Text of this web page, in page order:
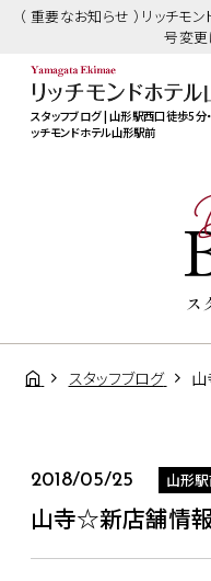
（ 重要なお知らせ ）リッチ
号変
スタッフブログ | 山形駅西口徒歩5分
ッチモンドホテル山形駅前
ス
スタッフブログ
2018/05/25 山形駅
山寺☆新店舗情